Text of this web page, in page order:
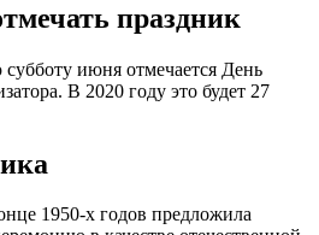
праздник
июня отмечается День
В 2020 году это будет 27
1950-х годов предложила